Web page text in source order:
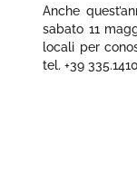
Anche
sabato 11
locali per
tel. +39